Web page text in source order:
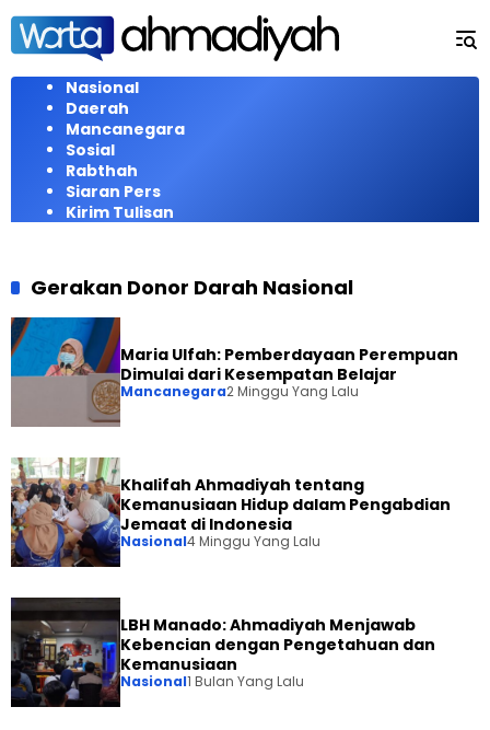
Langsung
konten
Nasional
Daerah
Mancanegara
Sosial
Rabthah
Siaran Pers
Kirim Tulisan
Gerakan Donor Darah Nasional
Maria Ulfah: Pemberdayaan Perempuan
Dimulai dari Kesempatan Belajar
Mancanegara2 Minggu Yang Lalu
Khalifah Ahmadiyah tentang
Kemanusiaan Hidup dalam Pengabdian
Jemaat di Indonesia
Nasional4 Minggu Yang Lalu
LBH Manado: Ahmadiyah Menjawab
Kebencian dengan Pengetahuan dan
Kemanusiaan
Nasional1 Bulan Yang Lalu